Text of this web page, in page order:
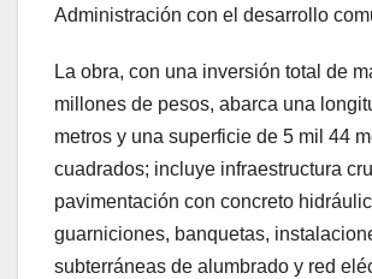
Administración con el desarrollo
La obra, con una inversión total de
millones de pesos, abarca una
metros y una superficie de 5 mil 44
cuadrados; incluye infraestructura
pavimentación con concreto
guarniciones, banquetas,
subterráneas de alumbrado y red